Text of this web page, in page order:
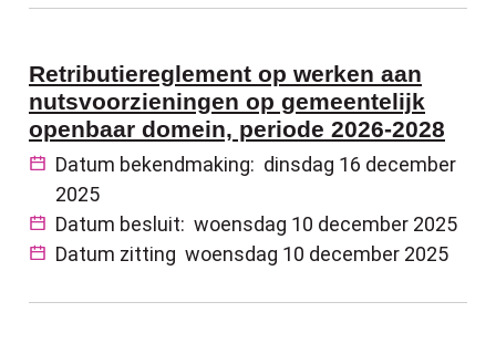
Retributiereglement op werken aan
nutsvoorzieningen op gemeentelijk
openbaar domein, periode 2026-2028
Datum bekendmaking: dinsdag 16 december
2025
Datum besluit: woensdag 10 december 2025
Datum zitting woensdag 10 december 2025